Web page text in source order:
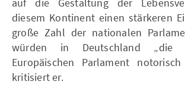
diesem Kontinent einen stärkeren
große Zahl der nationalen
würden in Deutschland „die
Europäischen Parlament
kritisiert er.